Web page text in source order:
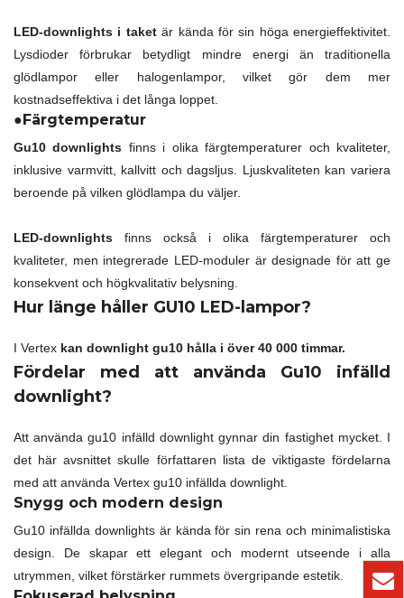
LED-downlights i taketär kända för sin höga energieffektivitet.
Lysdioder förbrukar betydligt mindre energi än traditionella
glödlampor eller halogenlampor, vilket gör dem mer
kostnadseffektiva i det långa loppet.
●Färgtemperatur
Gu10 downlights finns i olika färgtemperaturer och kvaliteter,
inklusive varmvitt, kallvitt och dagsljus. Ljuskvaliteten kan variera
beroende på vilken glödlampa du väljer.
LED-downlights finns också i olika färgtemperaturer och
kvaliteter, men integrerade LED-moduler är designade för att ge
konsekvent och högkvalitativ belysning.
Hur länge håller GU10 LED-lampor?
I Vertex kan downlight gu10 hålla i över 40 000 timmar.
Fördelar med att använda Gu10 infälld
downlight?
Att använda gu10 infälld downlight gynnar din fastighet mycket. I
det här avsnittet skulle författaren lista de viktigaste fördelarna
med att använda Vertex gu10 infällda downlight.
Snygg och modern design
Gu10 infällda downlights är kända för sin rena och minimalistiska
design. De skapar ett elegant och modernt utseende i alla
utrymmen, vilket förstärker rummets övergripande estetik.